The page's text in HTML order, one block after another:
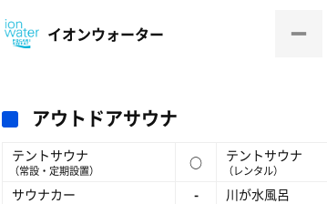
イオンウォーター
アウトドアサウナ
テントサウナ
（常設・定期設置） ○ テントサウナ
（レンタル）
サウナカー
- 川が水風呂